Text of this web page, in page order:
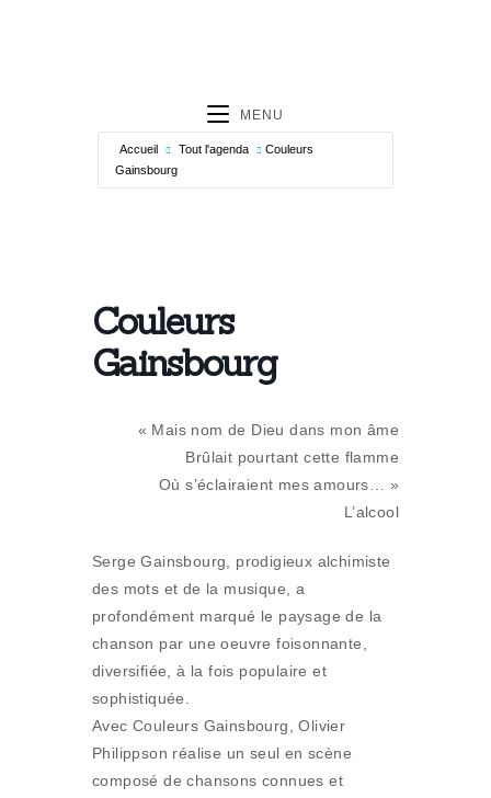
MENU
Accueil Tout l'agenda
Couleurs
Gainsbourg
Couleurs
Gainsbourg
« Mais nom de Dieu dans mon âme
Brûlait pourtant cette flamme
Où s’éclairaient mes amours… »
L’alcool
Serge Gainsbourg, prodigieux alchimiste
des mots et de la musique, a
profondément marqué le paysage de la
chanson par une oeuvre foisonnante,
diversifiée, à la fois populaire et
sophistiquée.
Avec Couleurs Gainsbourg, Olivier
Philippson réalise un seul en scène
composé de chansons connues et